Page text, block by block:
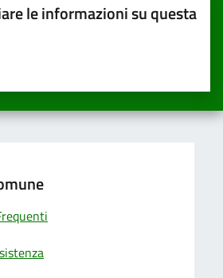
le informazioni su questa
5 stelle su 5
su 5
su 5
5